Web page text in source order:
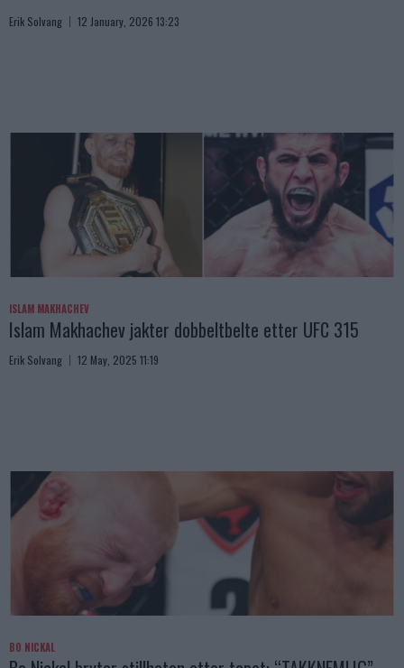
Erik Solvang 12 January, 2026 13:23
ISLAM MAKHACHEV
Islam Makhachev jakter dobbeltbelte etter UFC 315
Erik Solvang 12 May, 2025 11:19
BO NICKAL